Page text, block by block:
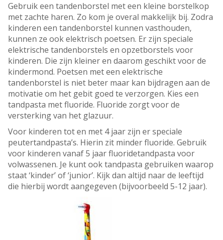
Gebruik een tandenborstel met een kleine borstelkop
met zachte haren. Zo kom je overal makkelijk bij. Zodra
kinderen een tandenborstel kunnen vasthouden,
kunnen ze ook elektrisch poetsen. Er zijn speciale
elektrische tandenborstels en opzetborstels voor
kinderen. Die zijn kleiner en daarom geschikt voor de
kindermond. Poetsen met een elektrische
tandenborstel is niet beter maar kan bijdragen aan de
motivatie om het gebit goed te verzorgen. Kies een
tandpasta met fluoride. Fluoride zorgt voor de
versterking van het glazuur.
Voor kinderen tot en met 4 jaar zijn er speciale
peutertandpasta’s. Hierin zit minder fluoride. Gebruik
voor kinderen vanaf 5 jaar fluoridetandpasta voor
volwassenen. Je kunt ook tandpasta gebruiken waarop
staat ‘kinder’ of ‘junior’. Kijk dan altijd naar de leeftijd
die hierbij wordt aangegeven (bijvoorbeeld 5-12 jaar).